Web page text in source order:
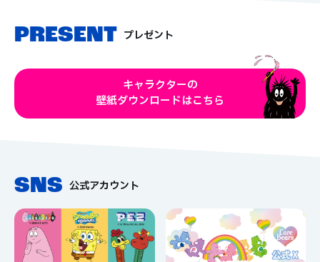
PRESENT プレゼント
キャラクターの
壁紙ダウンロードはこちら
SNS 公式アカウント